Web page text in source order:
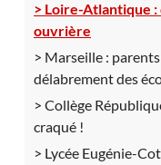
Loire-Atlantique :
ouvrière
Marseille :
délabrement des
Collège
craqué !
Lycée Eugénie-